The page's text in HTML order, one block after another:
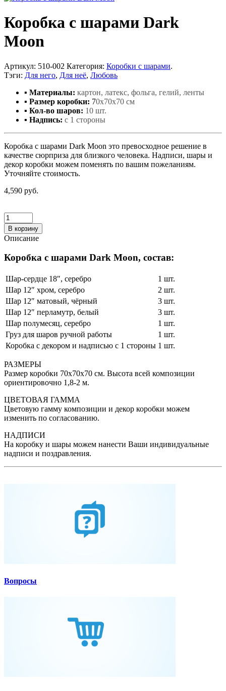
Коробка с шарами Dark
Moon
Артикул: 510-002 Категория: Коробки с шарами.
Тэги: Для него, Для неё, Любовь
▪ Материалы: картон, латекс, фольга, гелий, ленты
▪ Размер коробки: 70x70x70 см
▪ Кол-во шаров: 10 шт.
▪ Надпись: с 1 стороны
Коробка с шарами Dark Moon это превосходное решение в
качестве сюрприза для близкого человека. Надписи, шары и
декор коробки можем поменять по вашим пожеланиям.
Уточняйте стоимость.
4,590 руб.
В корзину
Описание
Коробка с шарами Dark Moon, состав:
Шар-сердце 18″, серебро
1 шт.
Шар 12″ хром, серебро
2 шт.
Шар 12″ матовый, чёрный
3 шт.
Шар 12″ перламутр, белый
3 шт.
Шар полумесяц, серебро
1 шт.
Груз для шаров ручной работы
1 шт.
Коробка с декором и надписью с 1 стороны 1 шт.
РАЗМЕРЫ
Размер коробки 70x70x70 см. Высота всей композиции
ориентировочно 1,8-2 м.
ЦВЕТОВАЯ ГАММА
Цветовую гамму композиции и декор коробки можем
изменить по согласованию.
НАДПИСИ
На коробку и шары можем нанести Ваши индивидуальные
надписи и поздравления.
Вопросы